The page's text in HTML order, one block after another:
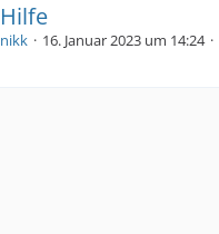
Hilfe
nikk 16. Januar 2023 um 14:24